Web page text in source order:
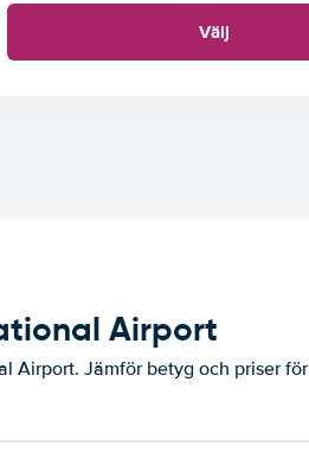
Välj
Airport
Airport. Jämför betyg och priser för